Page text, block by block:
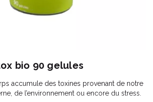
bio 90 gelules
accumule des toxines provenant de notre
de l’environnement ou encore du stress.